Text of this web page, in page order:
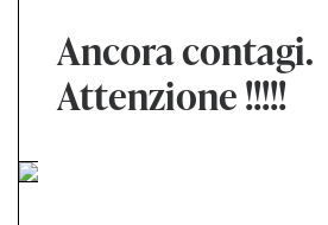
Ancora contagi.
Attenzione !!!!!